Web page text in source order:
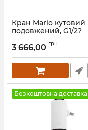
Кран Mario кутовий
подовжений, G1/2?
Артикул:4.0.0101.55.P-G
3 666,00 грн
Безкоштовна доставка